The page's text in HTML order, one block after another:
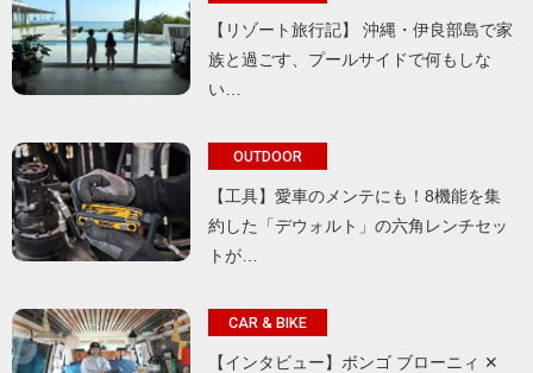
【リゾート旅行記】 沖縄・伊良部島で家
族と過ごす、プールサイドで何もしな
い…
OUTDOOR
【工具】愛車のメンテにも！8機能を集
約した「デウォルト」の六角レンチセッ
トが…
CAR & BIKE
【インタビュー】ボンゴ ブローニィ ✕